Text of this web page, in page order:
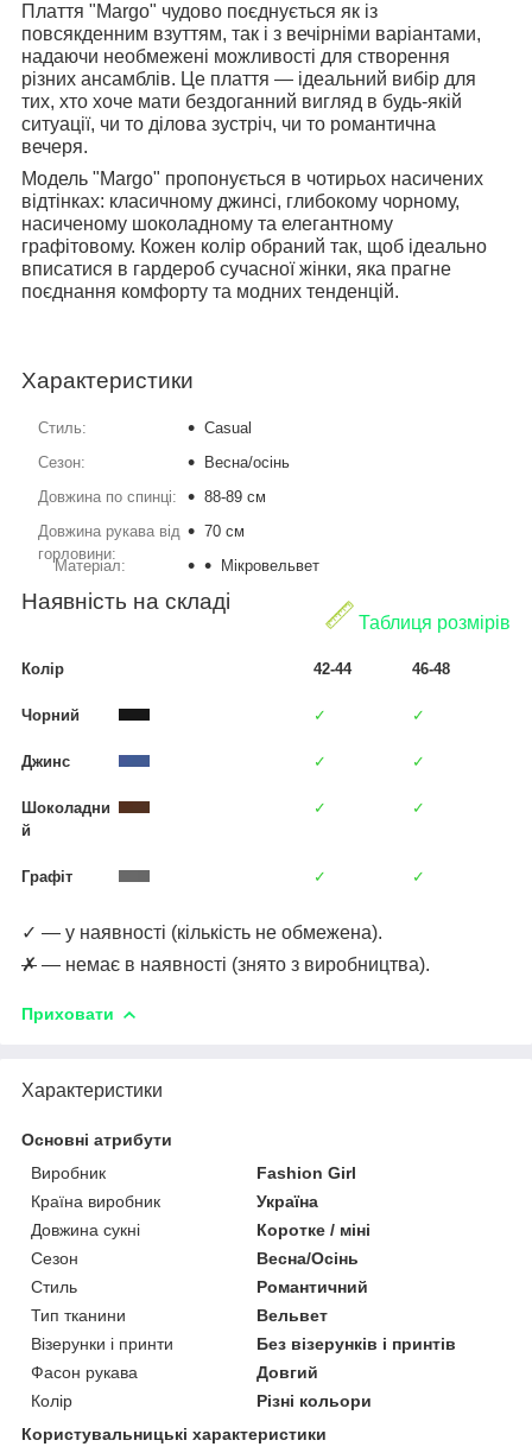
Плаття "Margo" чудово поєднується як із
повсякденним взуттям, так і з вечірніми варіантами,
надаючи необмежені можливості для створення
різних ансамблів. Це плаття — ідеальний вибір для
тих, хто хоче мати бездоганний вигляд в будь-якій
ситуації, чи то ділова зустріч, чи то романтична
вечеря.
Модель "Margo" пропонується в чотирьох насичених
відтінках: класичному джинсі, глибокому чорному,
насиченому шоколадному та елегантному
графітовому. Кожен колір обраний так, щоб ідеально
вписатися в гардероб сучасної жінки, яка прагне
поєднання комфорту та модних тенденцій.
Характеристики
Стиль:
Casual
Сезон:
Весна/осінь
Довжина по спинці:
88-89 см
Довжина рукава від
горловини:
70 см
Матеріал:
Мікровельвет
Таблиця розмірів
Наявність на складі
Колір 42-44 46-48
Чорний ✓ ✓
Джинс ✓ ✓
Шоколадни
й
✓ ✓
Графіт ✓ ✓
✓ — у наявності (кількість не обмежена).
✗ — немає в наявності (знято з виробництва).
Приховати
Характеристики
Основні атрибути
Виробник
Fashion Girl
Країна виробник
Україна
Довжина сукні
Коротке / міні
Сезон
Весна/Осінь
Стиль
Романтичний
Тип тканини
Вельвет
Візерунки і принти
Без візерунків і принтів
Фасон рукава
Довгий
Колір
Різні кольори
Користувальницькі характеристики